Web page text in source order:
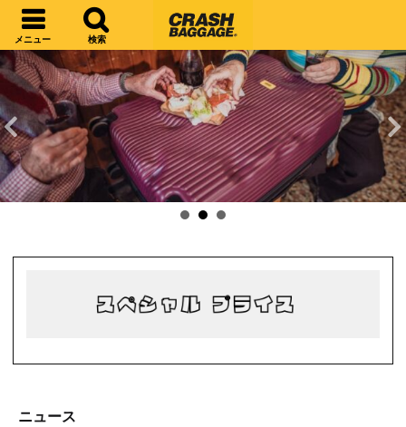
ナビゲーションへスキップ
コンテンツへスキップ
メニュー 検索
ニュース